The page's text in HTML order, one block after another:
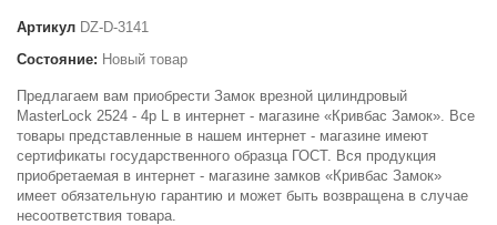
Артикул DZ-D-3141
Состояние: Новый товар
Предлагаем вам приобрести Замок врезной цилиндровый
MasterLock 2524 - 4р L в интернет - магазине «Кривбас Замок». Все
товары представленные в нашем интернет - магазине имеют
сертификаты государственного образца ГОСТ. Вся продукция
приобретаемая в интернет - магазине замков «Кривбас Замок»
имеет обязательную гарантию и может быть возвращена в случае
несоответствия товара.